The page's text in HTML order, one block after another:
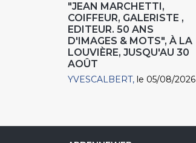
"JEAN MARCHETTI,
COIFFEUR, GALERISTE ,
EDITEUR. 50 ANS
D'IMAGES & MOTS", À LA
LOUVIÈRE, JUSQU'AU 30
AOÛT
YVESCALBERT le 05/08/2026